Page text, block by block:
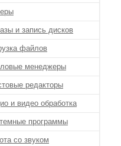
и запись дисков
файлов
менеджеры
редакторы
и видео обработка
программы
со звуком